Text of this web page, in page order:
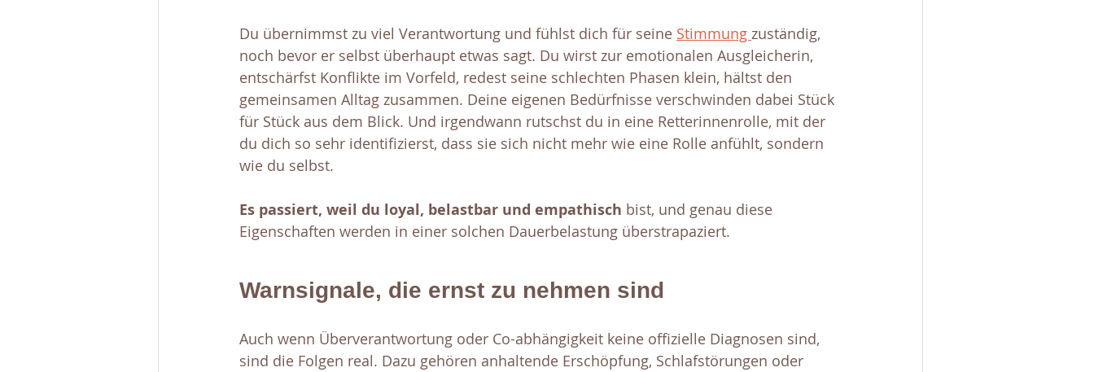
Du übernimmst zu viel Verantwortung und fühlst dich für seine Stimmung zuständig,
noch bevor er selbst überhaupt etwas sagt. Du wirst zur emotionalen Ausgleicherin,
entschärfst Konflikte im Vorfeld, redest seine schlechten Phasen klein, hältst den
gemeinsamen Alltag zusammen. Deine eigenen Bedürfnisse verschwinden dabei Stück
für Stück aus dem Blick. Und irgendwann rutschst du in eine Retterinnenrolle, mit der
du dich so sehr identifizierst, dass sie sich nicht mehr wie eine Rolle anfühlt, sondern
wie du selbst.
Es passiert, weil du loyal, belastbar und empathisch bist, und genau diese
Eigenschaften werden in einer solchen Dauerbelastung überstrapaziert.
Warnsignale, die ernst zu nehmen sind
Auch wenn Überverantwortung oder Co-abhängigkeit keine offizielle Diagnosen sind,
sind die Folgen real. Dazu gehören anhaltende Erschöpfung, Schlafstörungen oder